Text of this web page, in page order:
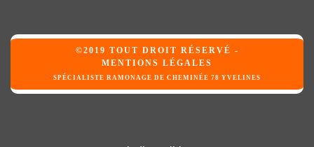
©2019 TOUT DROIT RÉSERVÉ -
MENTIONS LÉGALES
SPÉCIALISTE RAMONAGE DE CHEMINÉE 78 YVELINES